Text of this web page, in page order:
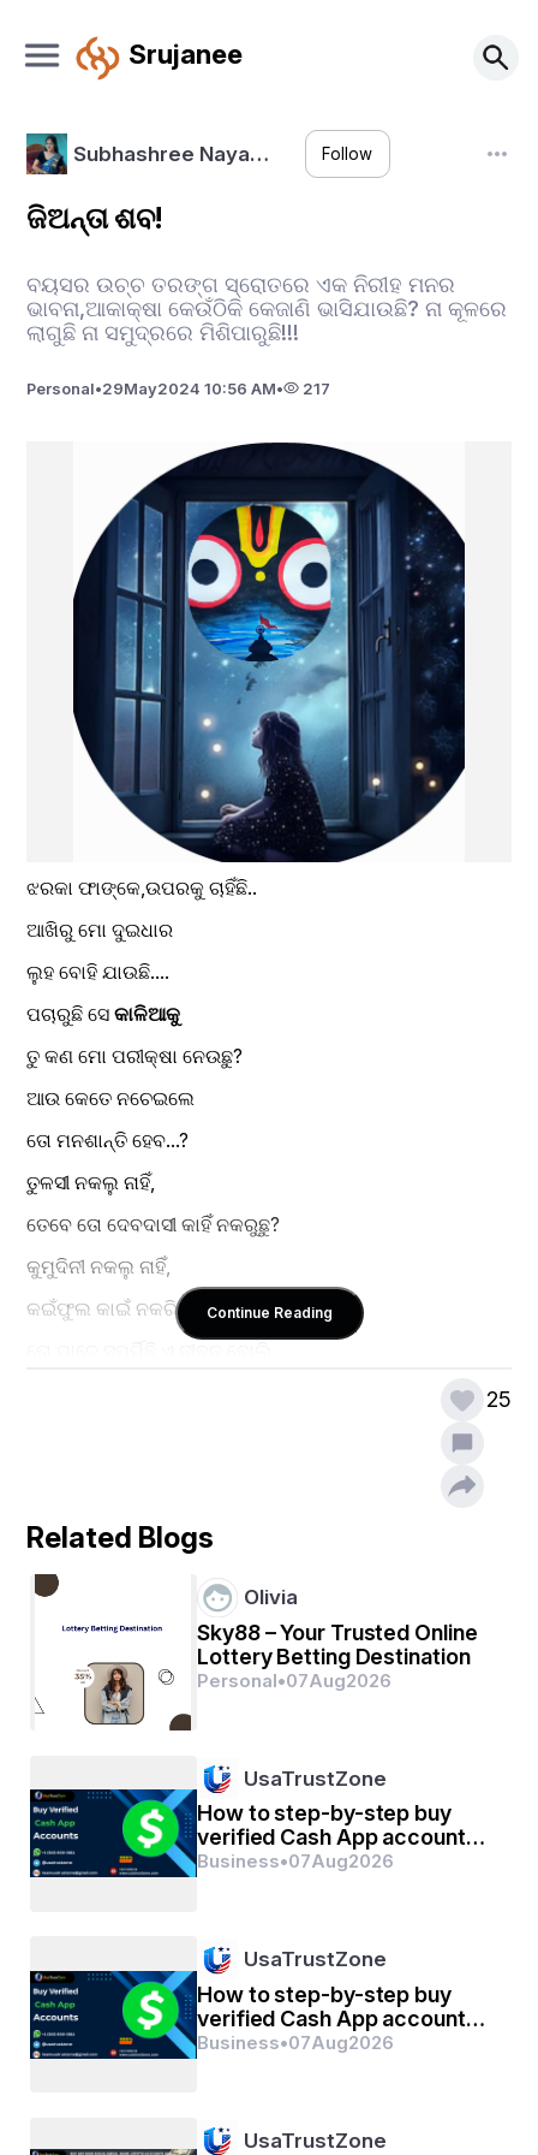
Srujanee
Subhashree Naya… Follow
ଜିଅନ୍ତା ଶବ!
ବୟସର ଉଚ୍ଚ ତରଙ୍ଗ ସ୍ରୋତରେ ଏକ ନିରୀହ ମନର
ଭାବନା,ଆକାକ୍ଷା କେଉଁଠିକି କେଜାଣି ଭାସିଯାଉଛି? ନା କୂଳରେ
ଲାଗୁଛି ନା ସମୁଦ୍ରରେ ମିଶିପାରୁଛି!!!
Personal•29May2024 10:56 AM• 217
ଝରକା ଫାଙ୍କେ,ଉପରକୁ ଚାହିଁଛି..
ଆଖିରୁ ମୋ ଦୁଇଧାର
ଲୁହ ବୋହି ଯାଉଛି....
ପଚାରୁଛି ସେ କାଳିଆକୁ
ତୁ କଣ ମୋ ପରୀକ୍ଷା ନେଉଛୁ?
ଆଉ କେତେ ନଚେଇଲେ
ତୋ ମନଶାନ୍ତି ହେବ...?
ତୁଳସୀ ନକଲୁ ନାହିଁ,
ତେବେ ତୋ ଦେବଦାସୀ କାହିଁ ନକରୁଛୁ?
କୁମୁଦିନୀ ନକଲୁ ନାହିଁ,
କଇଁଫୁଲ କାଇଁ ନକରିଛୁ?
ସ୍ୱାଭିମାନ ପାଇଁ ଯଦି ଲଢ଼ିବା ଶିଖେଇଛୁ,
ପୁଣି କିମ୍ପା ଯାଜ୍ଞସେନୀ ପରି ଜଳାଉଛୁ?
କେତେ ନାରୀମନେ ପ୍ରୀତିର ପ୍ରତିବିମ୍ବ ସଯାଉଛୁ,,,,
ମୋ ମନେ କିଆଁ ଅଗ୍ନିର ଶିଖା ଜଳାଉଛୁ...?
ନାରୀ ବୋଲି ତୁହି ମୋତେ ଗଢାଇଛୁ...
ଅବା ଖାଲି ନାରୀରୂପି ଶରୀରରେ
ଜିଅନ୍ତା ଶବ ଯେ କରିଛୁ?
କହ, କଣ ଖାଲି ଜିଅନ୍ତା ଶବ ବନାଇଛୁ!!!
Continue Reading
25
Related Blogs
Olivia
Sky88 – Your Trusted Online
Lottery Betting Destination
Personal•07Aug2026
UsaTrustZone
How to step-by-step buy
verified Cash App account
for personal or business
Business•07Aug2026
UsaTrustZone
How to step-by-step buy
verified Cash App account
for personal or business
Business•07Aug2026
UsaTrustZone